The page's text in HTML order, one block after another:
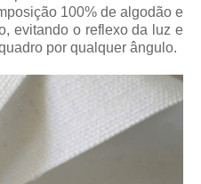
100% de algodão e
evitando o reflexo da luz e
por qualquer ângulo.